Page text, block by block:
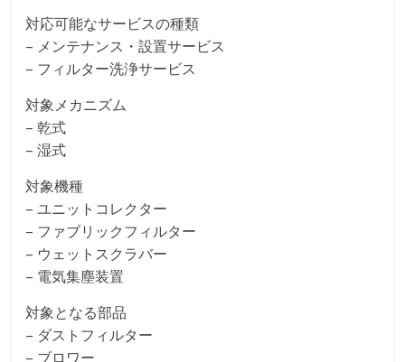
対応可能なサービスの種類
– メンテナンス・設置サービス
– フィルター洗浄サービス
対象メカニズム
– 乾式
– 湿式
対象機種
– ユニットコレクター
– ファブリックフィルター
– ウェットスクラバー
– 電気集塵装置
対象となる部品
– ダストフィルター
– ブロワー